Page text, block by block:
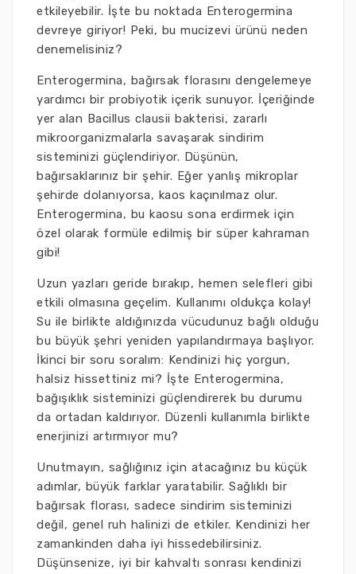
etkileyebilir. İşte bu noktada Enterogermina
devreye giriyor! Peki, bu mucizevi ürünü neden
denemelisiniz?
Enterogermina, bağırsak florasını dengelemeye
yardımcı bir probiyotik içerik sunuyor. İçeriğinde
yer alan Bacillus clausii bakterisi, zararlı
mikroorganizmalarla savaşarak sindirim
sisteminizi güçlendiriyor. Düşünün,
bağırsaklarınız bir şehir. Eğer yanlış mikroplar
şehirde dolanıyorsa, kaos kaçınılmaz olur.
Enterogermina, bu kaosu sona erdirmek için
özel olarak formüle edilmiş bir süper kahraman
gibi!
Uzun yazları geride bırakıp, hemen selefleri gibi
etkili olmasına geçelim. Kullanımı oldukça kolay!
Su ile birlikte aldığınızda vücudunuz bağlı olduğu
bu büyük şehri yeniden yapılandırmaya başlıyor.
İkinci bir soru soralım: Kendinizi hiç yorgun,
halsiz hissettiniz mi? İşte Enterogermina,
bağışıklık sisteminizi güçlendirerek bu durumu
da ortadan kaldırıyor. Düzenli kullanımla birlikte
enerjinizi artırmıyor mu?
Unutmayın, sağlığınız için atacağınız bu küçük
adımlar, büyük farklar yaratabilir. Sağlıklı bir
bağırsak florası, sadece sindirim sisteminizi
değil, genel ruh halinizi de etkiler. Kendinizi her
zamankinden daha iyi hissedebilirsiniz.
Düşünsenize, iyi bir kahvaltı sonrası kendinizi